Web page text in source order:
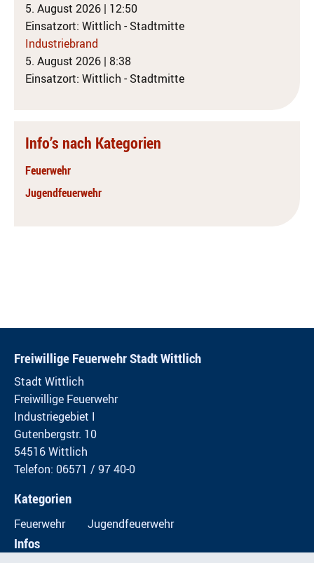
5. August 2026 | 12:50
Einsatzort: Wittlich - Stadtmitte
Industriebrand
5. August 2026 | 8:38
Einsatzort: Wittlich - Stadtmitte
Info’s nach Kategorien
Feuerwehr
Jugendfeuerwehr
Freiwillige Feuerwehr Stadt Wittlich
Stadt Wittlich
Freiwillige Feuerwehr
Industriegebiet I
Gutenbergstr. 10
54516 Wittlich
Telefon: 06571 / 97 40-0
Kategorien
Feuerwehr Jugendfeuerwehr
Infos